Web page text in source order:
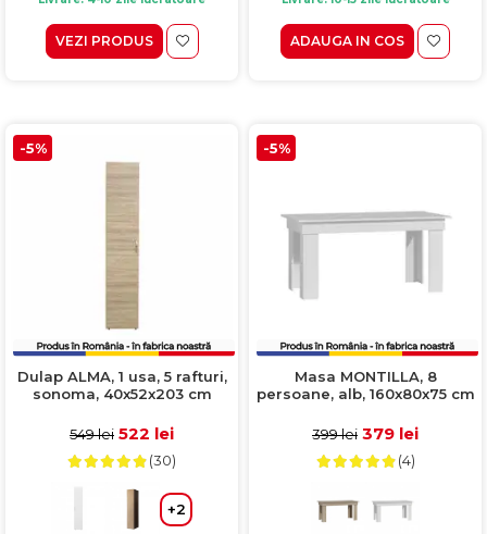
VEZI PRODUS ADAUGA IN COS
-5%
Dulap ALMA, 1 usa, 5 rafturi,
sonoma, 40x52x203 cm
549 lei 522 lei
(30)
+2
-5%
Masa MONTILLA, 8
persoane, alb, 160x80x75 cm
399 lei 379 lei
(4)